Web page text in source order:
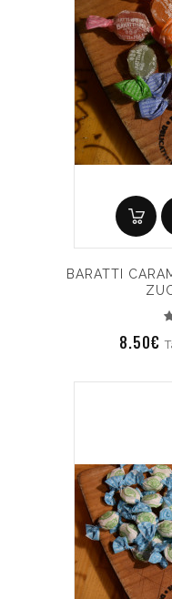
BARATTI
8.50€